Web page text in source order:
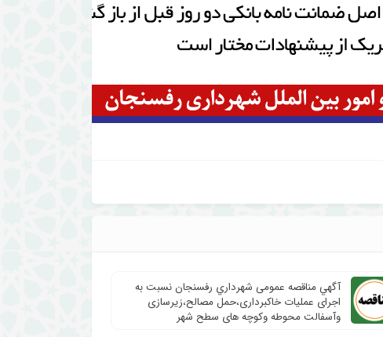
آگهي مناقصه عمومی شهرداري رفسنجان نسبت به
اجرای عملیات خاکبرداری،حمل مصالح،زیرسازی
وآسفالت محوطه وکوچه های سطح شهر